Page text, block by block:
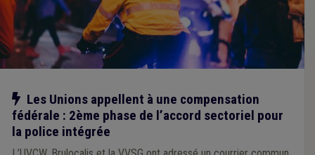
Notre action
Les Unions appellent à une compensation
fédérale : 2ème phase de l’accord sectoriel pour
la police intégrée